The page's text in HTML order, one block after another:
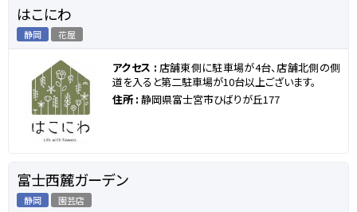
はこにわ
静岡 花屋
アクセス : 店舗東側に駐車場が4台、店舗北側の側
道を入ると第二駐車場が10台以上ございます。
住所 : 静岡県富士宮市ひばりが丘177
富士西麓ガーデン
静岡 園芸店